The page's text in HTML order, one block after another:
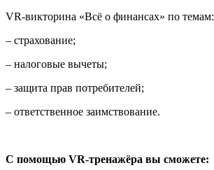
VR-викторина «Всё о финансах» по темам:
– страхование;
– налоговые вычеты;
– защита прав потребителей;
– ответственное заимствование.
С помощью VR-тренажёра вы сможете: